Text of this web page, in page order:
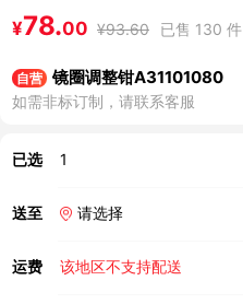
¥78.00 ¥93.60 已售 130 件
自营 镜圈调整钳A31101080
如需非标订制，请联系客服
已选 1
送至 请选择
运费 该地区不支持配送